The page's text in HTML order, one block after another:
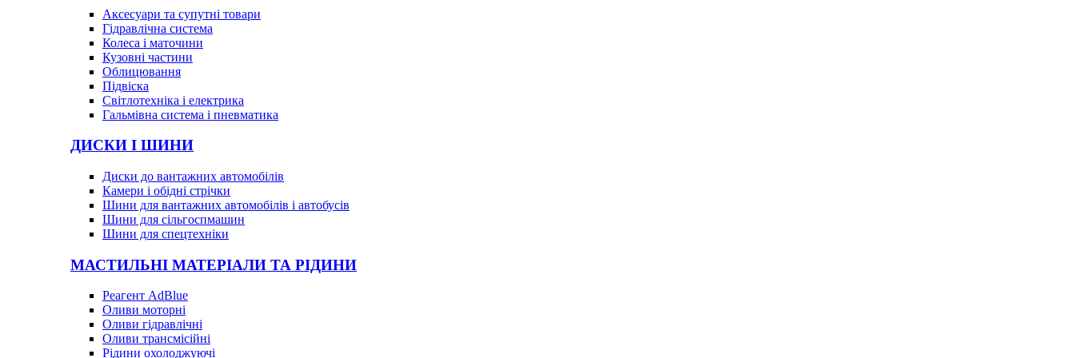
Аксесуари та супутні товари
Гідравлічна система
Колеса і маточини
Кузовні частини
Облицювання
Підвіска
Світлотехніка і електрика
Гальмівна система і пневматика
ДИСКИ І ШИНИ
Диски до вантажних автомобілів
Камери і обідні стрічки
Шини для вантажних автомобілів і автобусів
Шини для сільгоспмашин
Шини для спецтехніки
МАСТИЛЬНІ МАТЕРІАЛИ ТА РІДИНИ
Реагент AdBlue
Оливи моторні
Оливи гідравлічні
Оливи трансмісійні
Рідини охолоджуючі